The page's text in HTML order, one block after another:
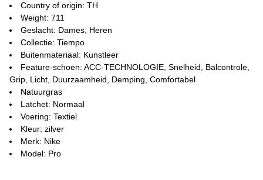
Country of origin: TH
Weight: 711
Geslacht: Dames, Heren
Collectie: Tiempo
Buitenmateriaal: Kunstleer
Feature-schoen: ACC-TECHNOLOGIE, Snelheid, Balcontrole,
Grip, Licht, Duurzaamheid, Demping, Comfortabel
Natuurgras
Latchet: Normaal
Voering: Textiel
Kleur: zilver
Merk: Nike
Model: Pro